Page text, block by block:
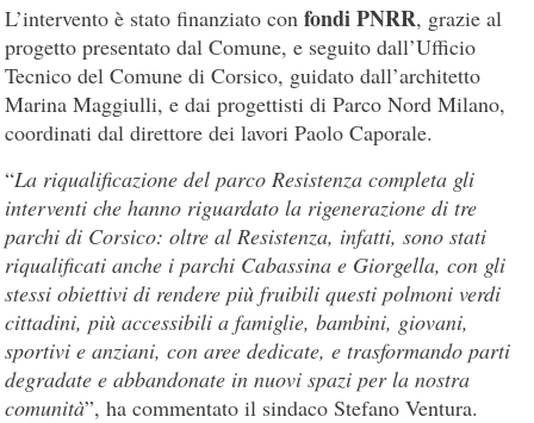
L’intervento è stato finanziato confondi PNRR, grazie al
progetto presentato dal Comune, e seguito dall’Ufficio
Tecnico del Comune di Corsico, guidato dall’architetto
Marina Maggiulli, e dai progettisti di Parco Nord Milano,
coordinati dal direttore dei lavori Paolo Caporale.
“La riqualificazione del parco Resistenza completa gli
interventi che hanno riguardato la rigenerazione di tre
parchi di Corsico: oltre al Resistenza, infatti, sono stati
riqualificati anche i parchi Cabassina e Giorgella, con gli
stessi obiettivi di rendere più fruibili questi polmoni verdi
cittadini, più accessibili a famiglie, bambini, giovani,
sportivi e anziani, con aree dedicate, e trasformando parti
degradate e abbandonate in nuovi spazi per la nostra
comunità”, ha commentato il sindaco Stefano Ventura.